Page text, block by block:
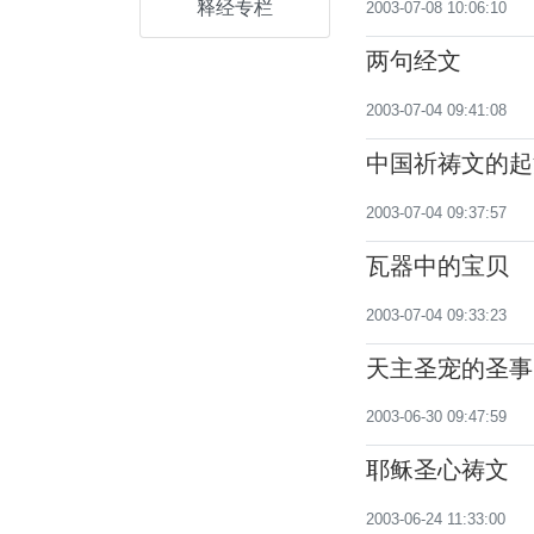
释经专栏 2003-07-08 10:06:10
两句经文
2003-07-04 09:41:08
中国祈祷文的
2003-07-04 09:37:57
瓦器中的宝贝
2003-07-04 09:33:23
天主圣宠的圣事
2003-06-30 09:47:59
耶稣圣心祷文
2003-06-24 11:33:00